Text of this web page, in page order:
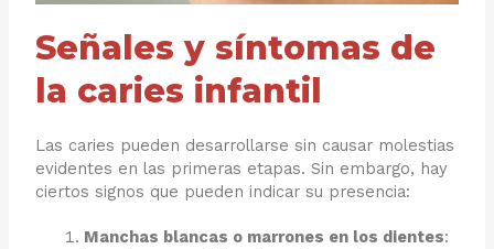
Señales y síntomas de
la caries infantil
Las caries pueden desarrollarse sin causar molestias
evidentes en las primeras etapas. Sin embargo, hay
ciertos signos que pueden indicar su presencia:
Manchas blancas o marrones en los dientes: